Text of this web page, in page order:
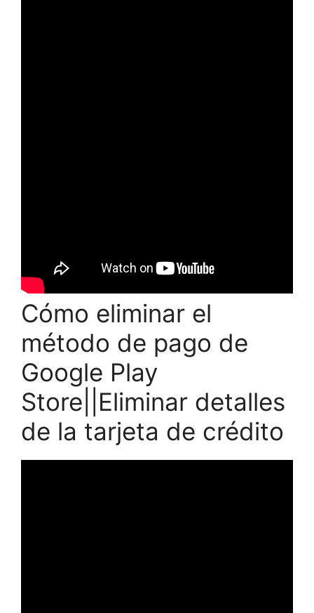
Cómo eliminar el
método de pago de
Google Play
Store||Eliminar detalles
de la tarjeta de crédito